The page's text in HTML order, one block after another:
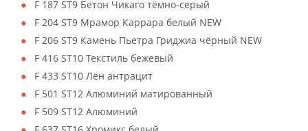
F 187 ST9 Бетон Чикаго тёмно-серый
F 204 ST9 Мрамор Каррара белый NEW
F 206 ST9 Камень Пьетра Гриджиа чёрный NEW
F 416 ST10 Текстиль бежевый
F 433 ST10 Лён антрацит
F 501 ST12 Алюминий матированный
F 509 ST12 Алюминий